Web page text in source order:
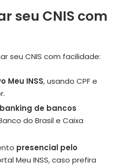
seu CNIS com
seu CNIS com facilidade:
Meu INSS, usando CPF e
de bancos
do Brasil e Caixa
presencial pelo
Meu INSS, caso prefira